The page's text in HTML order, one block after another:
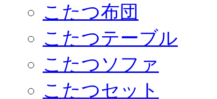
こたつ布団
こたつテーブル
こたつソファ
こたつセット